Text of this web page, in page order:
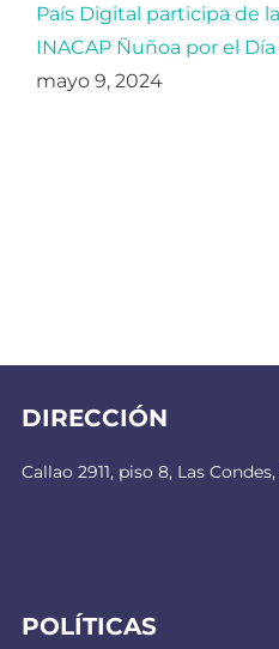
País Digital participa de
INACAP Ñuñoa por el
mayo 9, 2024
DIRECCIÓN
Callao 2911, piso 8, Las
POLÍTICAS